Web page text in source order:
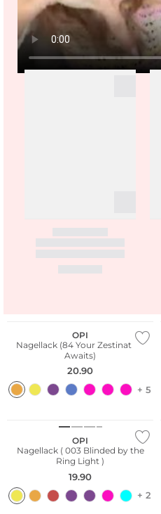
OPI
Nagellack (84 Your Zestination
Awaits)
20.90
+ 5
OPI
Nagellack ( 003 Blinded by the
Ring Light )
19.90
+ 2